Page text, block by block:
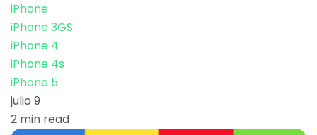
iPhone
iPhone 3GS
iPhone 4
iPhone 4s
iPhone 5
julio 9
2 min read